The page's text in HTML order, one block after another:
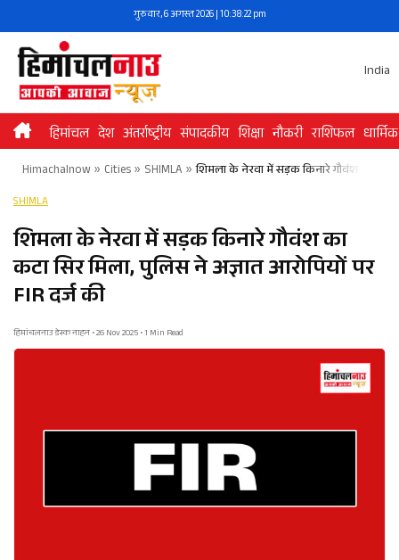
to
content
गुरुवार, 6 अगस्त 2026 | 10:38:23 pm
India
हिमांचल देश अंतर्राष्ट्रीय संपादकीय शिक्षा नौकरी राशिफल धार्मिक
Himachalnow» Cities» SHIMLA » शिमला के नेरवा में सड़क किनारे गौवंश का कटा
SHIMLA
शिमला के नेरवा में सड़क किनारे गौवंश का
कटा सिर मिला, पुलिस ने अज्ञात आरोपियों पर
FIR दर्ज की
हिमांचलनाउ डेस्क नाहन • 26 Nov 2025 • 1 Min Read